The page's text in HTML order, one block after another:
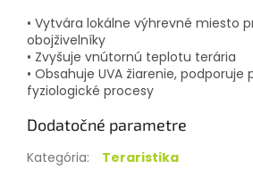
• Vytvára lokálne výhrevné miesto
obojživelníky
• Zvyšuje vnútornú teplotu terária
• Obsahuje UVA žiarenie, podporuje
fyziologické procesy
Dodatočné parametre
Kategória:
Teraristika